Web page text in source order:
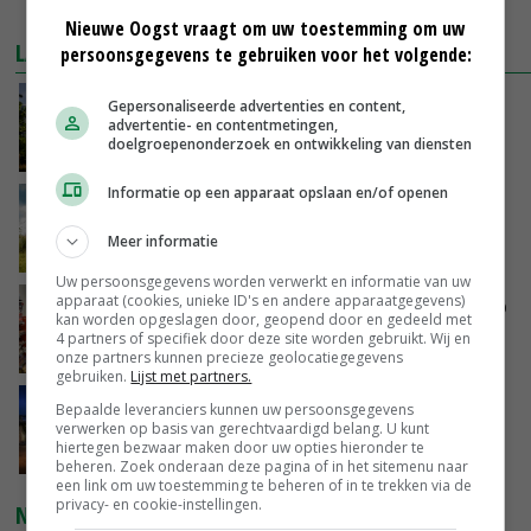
LAATSTE NIEUWS
Kamervragen over onttrekkingsverbod,
minister spreekt van ‘ondernemersrisico’
VANDAAG, 16:27
‘Rendement van Krullvarkens komt van de
Oorlogen en El Niño stuwen voedselprijzen op
VANDAAG, 15:04
Nettowinst Royal A-ware onder druk ondanks
hogere omzet
VANDAAG, 14:35
NIEUWSTE VIDEO'S
Nieuwe Oogst vraagt om uw toestemming om uw
persoonsgegevens te gebruiken voor het volgende:
Gepersonaliseerde advertenties en content,
advertentie- en contentmetingen,
doelgroepenonderzoek en ontwikkeling van diensten
Informatie op een apparaat opslaan en/of openen
Meer informatie
Uw persoonsgegevens worden verwerkt en informatie van uw
apparaat (cookies, unieke ID's en andere apparaatgegevens)
kan worden opgeslagen door, geopend door en gedeeld met
4 partners of specifiek door deze site worden gebruikt. Wij en
onze partners kunnen precieze geolocatiegegevens
gebruiken. Lijst met partners.
Bepaalde leveranciers kunnen uw persoonsgegevens
verwerken op basis van gerechtvaardigd belang. U kunt
hiertegen bezwaar maken door uw opties hieronder te
beheren. Zoek onderaan deze pagina of in het sitemenu naar
een link om uw toestemming te beheren of in te trekken via de
privacy- en cookie-instellingen.